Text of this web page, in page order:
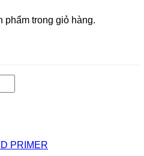
phẩm trong giỏ hàng.